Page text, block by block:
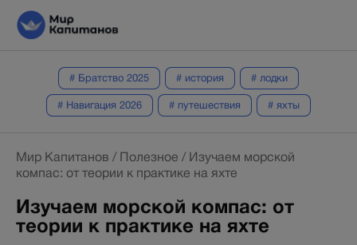
# Братство 2025 # история # лодки
# Навигация 2026 # путешествия # яхты
Мир Капитанов / Полезное / Изучаем морской
компас: от теории к практике на яхте
Изучаем морской компас: от
теории к практике на яхте